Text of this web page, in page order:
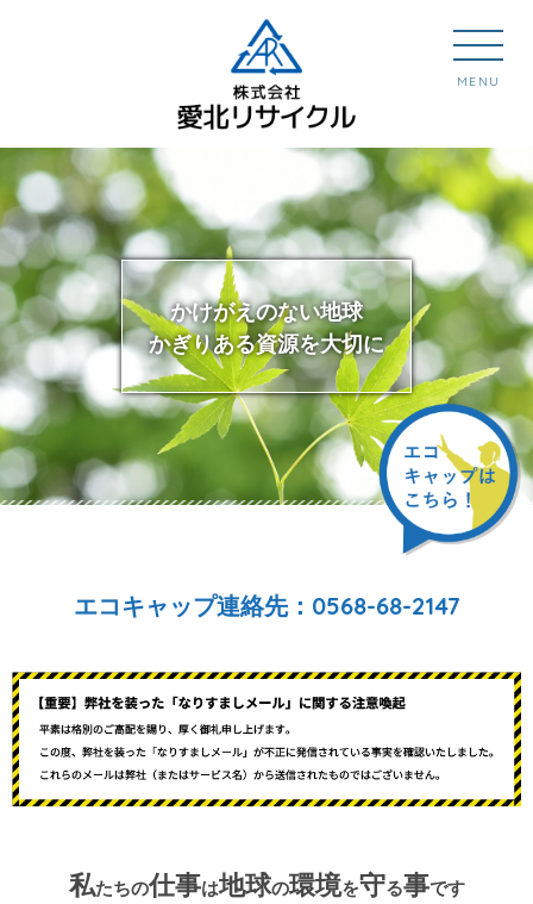
MENU
かけがえのない地球
かぎりある資源を大切に
エコキャップ連絡先： 0568-68-2147
私たちの仕事は地球の環境を守る事です